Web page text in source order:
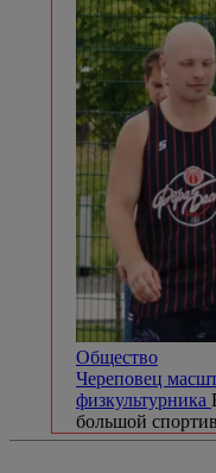
Общество
Череповец
физкультурника
большой